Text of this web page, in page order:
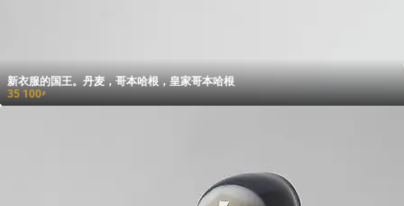
新衣服的国王。丹麦，哥本哈根，皇家哥本哈根
35 100₽